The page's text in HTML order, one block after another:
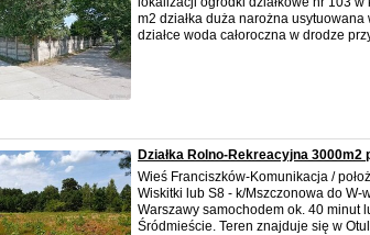
m2 działka duża narożna
działce woda całoroczna w drodze
Działka Rolno-Rekreacyjna
Wieś Franciszków-Komunikacja /
Wiskitki lub S8 - k/Mszczonowa do W-
Warszawy samochodem ok. 40 minut
Śródmieście. Teren znajduje się w